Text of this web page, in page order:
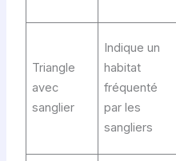
Triangle
avec
sanglier
Indique un
habitat
fréquenté
par les
sangliers